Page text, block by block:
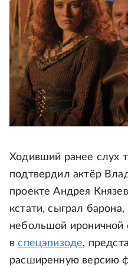
Ходивший ранее слух
подтвердил актёр
проекте Андрея
кстати, сыграл
небольшой ироничной
вспецэпизоде,
расширенную версию